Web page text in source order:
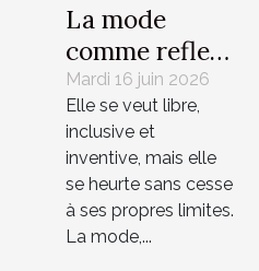
La mode
comme reflet
de nos
contradictions
culturelles
Mardi 16 juin 2026
Elle se veut libre,
inclusive et
inventive, mais elle
se heurte sans cesse
à ses propres limites.
La mode,...